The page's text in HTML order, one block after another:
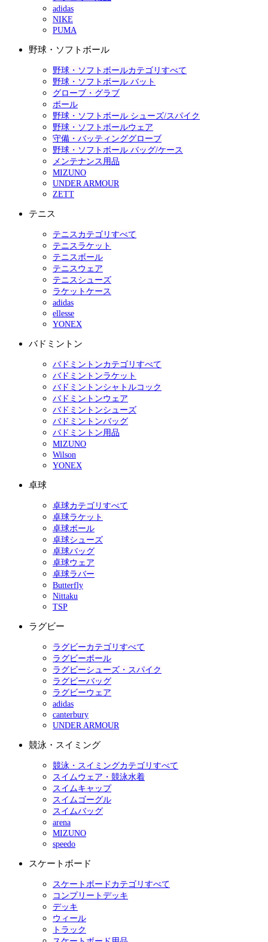
adidas
NIKE
PUMA
野球・ソフトボール
野球・ソフトボールカテゴリすべて
野球・ソフトボール バット
グローブ・グラブ
ボール
野球・ソフトボール シューズ/スパイク
野球・ソフトボールウェア
守備・バッティンググローブ
野球・ソフトボール バッグ/ケース
メンテナンス用品
MIZUNO
UNDER ARMOUR
ZETT
テニス
テニスカテゴリすべて
テニスラケット
テニスボール
テニスウェア
テニスシューズ
ラケットケース
adidas
ellesse
YONEX
バドミントン
バドミントンカテゴリすべて
バドミントンラケット
バドミントンシャトルコック
バドミントンウェア
バドミントンシューズ
バドミントンバッグ
バドミントン用品
MIZUNO
Wilson
YONEX
卓球
卓球カテゴリすべて
卓球ラケット
卓球ボール
卓球シューズ
卓球バッグ
卓球ウェア
卓球ラバー
Butterfly
Nittaku
TSP
ラグビー
ラグビーカテゴリすべて
ラグビーボール
ラグビーシューズ・スパイク
ラグビーバッグ
ラグビーウェア
adidas
canterbury
UNDER ARMOUR
競泳・スイミング
競泳・スイミングカテゴリすべて
スイムウェア・競泳水着
スイムキャップ
スイムゴーグル
スイムバッグ
arena
MIZUNO
speedo
スケートボード
スケートボードカテゴリすべて
コンプリートデッキ
デッキ
ウィール
トラック